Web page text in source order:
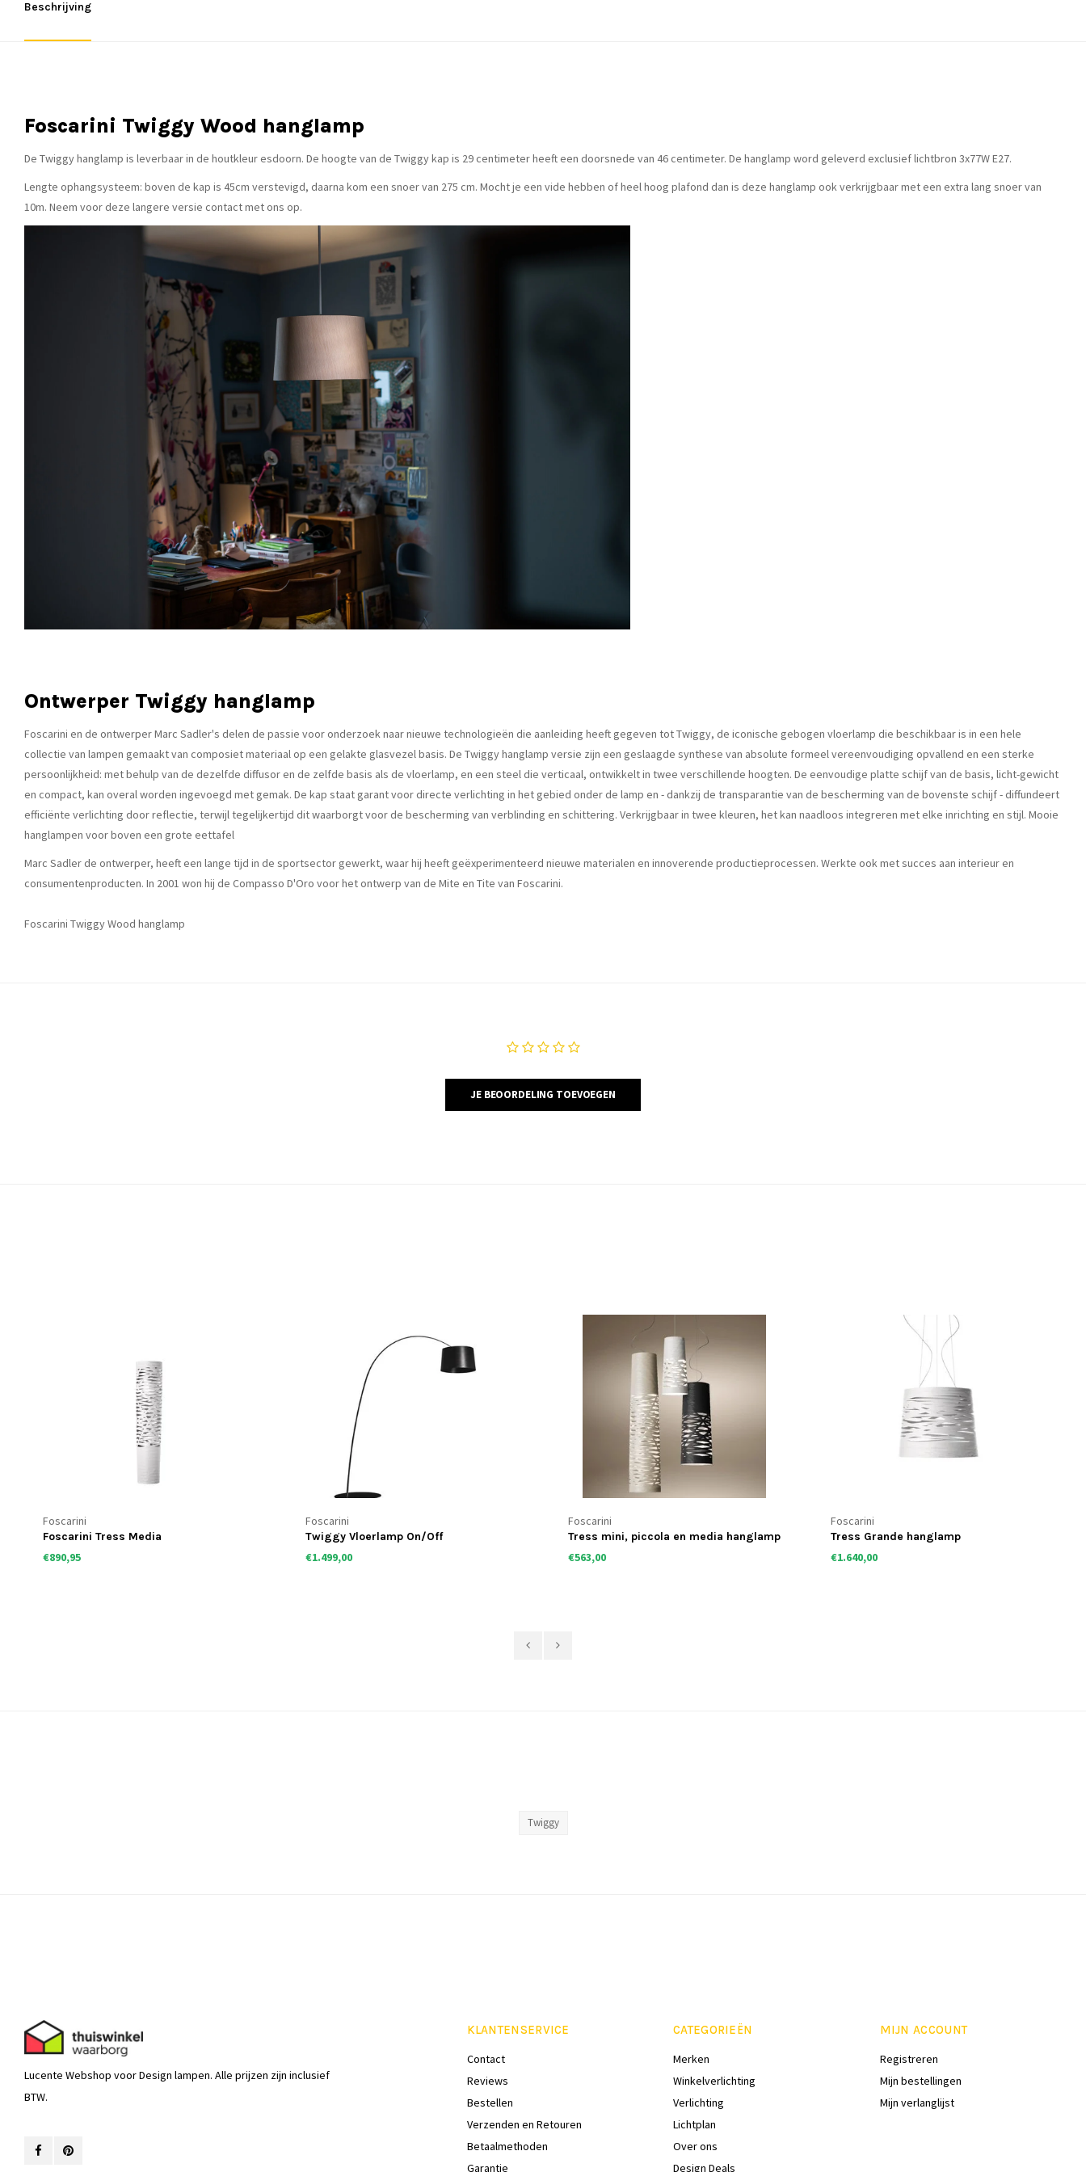
Beschrijving
Foscarini Twiggy Wood hanglamp
De Twiggy hanglamp is leverbaar in de houtkleur esdoorn. De hoogte van de Twiggy kap is 29 centimeter heeft een doorsnede van 46 centimeter. De hanglamp word geleverd exclusief lichtbron 3x77W E27.
Lengte ophangsysteem: boven de kap is 45cm verstevigd, daarna kom een snoer van 275 cm. Mocht je een vide hebben of heel hoog plafond dan is deze hanglamp ook verkrijgbaar met een extra lang snoer van
10m. Neem voor deze langere versie contact met ons op.
Ontwerper Twiggy hanglamp
Foscarini en de ontwerper Marc Sadler's delen de passie voor onderzoek naar nieuwe technologieën die aanleiding heeft gegeven tot Twiggy, de iconische gebogen vloerlamp die beschikbaar is in een hele
collectie van lampen gemaakt van composiet materiaal op een gelakte glasvezel basis. De Twiggy hanglamp versie zijn een geslaagde synthese van absolute formeel vereenvoudiging opvallend en een sterke
persoonlijkheid: met behulp van de dezelfde diffusor en de zelfde basis als de vloerlamp, en een steel die verticaal, ontwikkelt in twee verschillende hoogten. De eenvoudige platte schijf van de basis, licht-gewicht
en compact, kan overal worden ingevoegd met gemak. De kap staat garant voor directe verlichting in het gebied onder de lamp en - dankzij de transparantie van de bescherming van de bovenste schijf - diffundeert
efficiënte verlichting door reflectie, terwijl tegelijkertijd dit waarborgt voor de bescherming van verblinding en schittering. Verkrijgbaar in twee kleuren, het kan naadloos integreren met elke inrichting en stijl. Mooie
hanglampen voor boven een grote eettafel
Marc Sadler de ontwerper, heeft een lange tijd in de sportsector gewerkt, waar hij heeft geëxperimenteerd nieuwe materialen en innoverende productieprocessen. Werkte ook met succes aan interieur en
consumentenproducten. In 2001 won hij de Compasso D'Oro voor het ontwerp van de Mite en Tite van Foscarini.
Foscarini Twiggy Wood hanglamp
JE BEOORDELING TOEVOEGEN
Foscarini
Foscarini Tress Media
€890,95
Foscarini
Twiggy Vloerlamp On/Off
€1.499,00
Foscarini
Tress mini, piccola en media hanglamp
€563,00
Foscarini
Tress Grande hanglamp
€1.640,00
Twiggy
Lucente Webshop voor Design lampen. Alle prijzen zijn inclusief
BTW.
KLANTENSERVICE
Contact
Reviews
Bestellen
Verzenden en Retouren
Betaalmethoden
Garantie
CATEGORIEËN
Merken
Winkelverlichting
Verlichting
Lichtplan
Over ons
Design Deals
MIJN ACCOUNT
Registreren
Mijn bestellingen
Mijn verlanglijst